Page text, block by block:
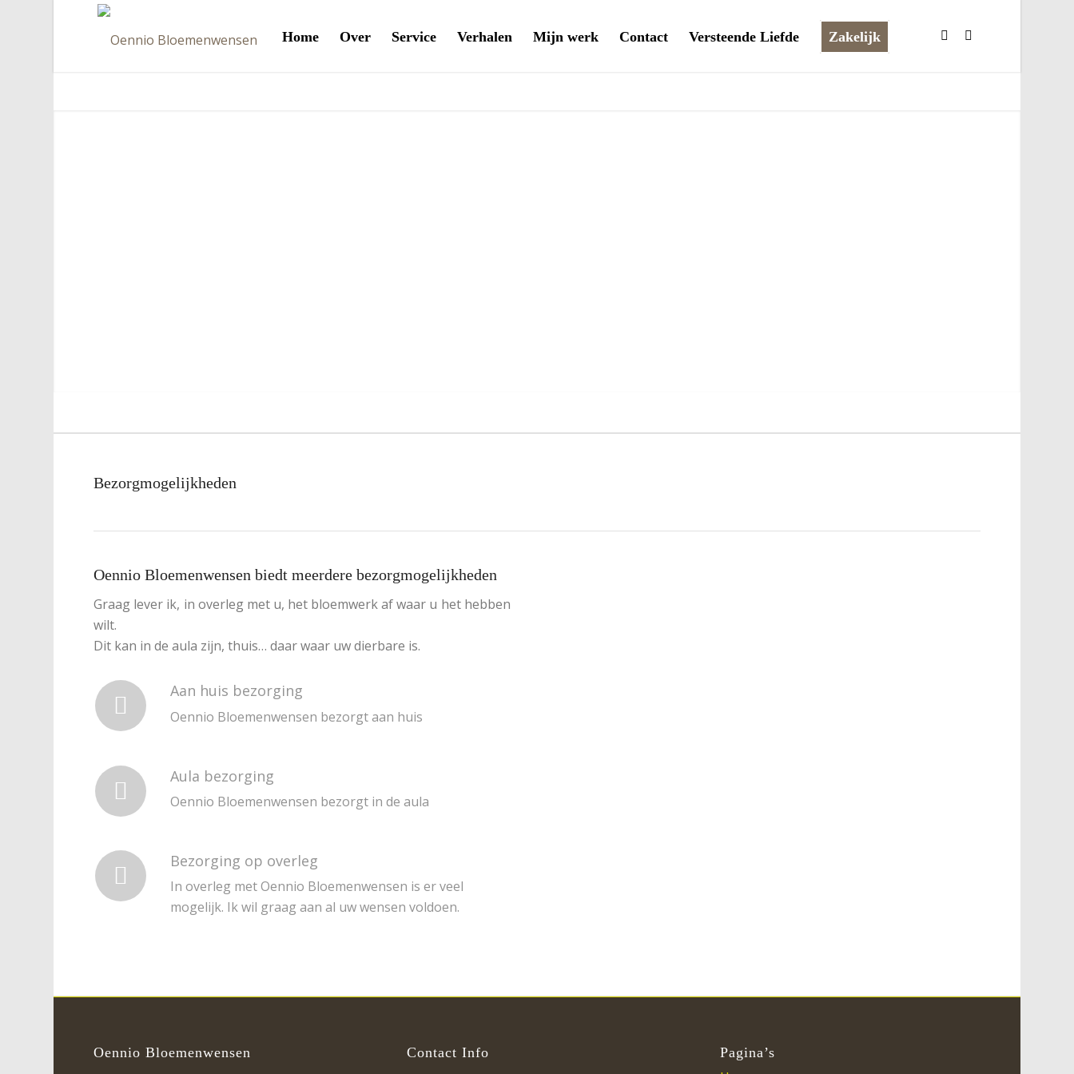
Home Over Service Verhalen Mijn werk Contact Versteende Liefde Zakelijk
Bezorgmogelijkheden
Oennio Bloemenwensen biedt meerdere bezorgmogelijkheden
Graag lever ik, in overleg met u, het bloemwerk af waar u het hebben
wilt.
Dit kan in de aula zijn, thuis… daar waar uw dierbare is.
Aan huis bezorging
Oennio Bloemenwensen bezorgt aan huis
Aula bezorging
Oennio Bloemenwensen bezorgt in de aula
Bezorging op overleg
In overleg met Oennio Bloemenwensen is er veel
mogelijk. Ik wil graag aan al uw wensen voldoen.
Oennio Bloemenwensen Contact Info Pagina’s